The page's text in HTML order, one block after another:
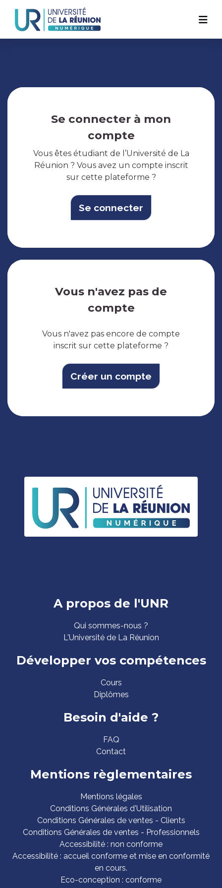
contenu
principal
Navigation
principale
Se connecter à mon
compte
Vous êtes étudiant de l’Université de La
Réunion ? Vous avez un compte inscrit
sur cette plateforme ?
Se connecter
Vous n'avez pas de
compte
Vous n'avez pas encore de compte
inscrit sur cette plateforme ?
Créer un compte
A propos de l'UNR
Qui sommes-nous ?
L'Université de La Réunion
Développer vos compétences
Cours
Diplômes
Besoin d'aide ?
FAQ
Contact
Mentions règlementaires
Mentions légales
Conditions Générales d'Utilisation
Conditions Générales de ventes - Clients
Conditions Générales de ventes - Professionnels
Accessibilité : non conforme
Accessibilité : accueil conforme et mise en conformité
en cours.
Eco-conception : conforme